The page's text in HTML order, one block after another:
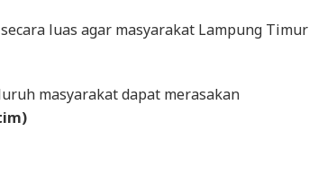
luas agar masyarakat Lampung Timur
masyarakat dapat merasakan